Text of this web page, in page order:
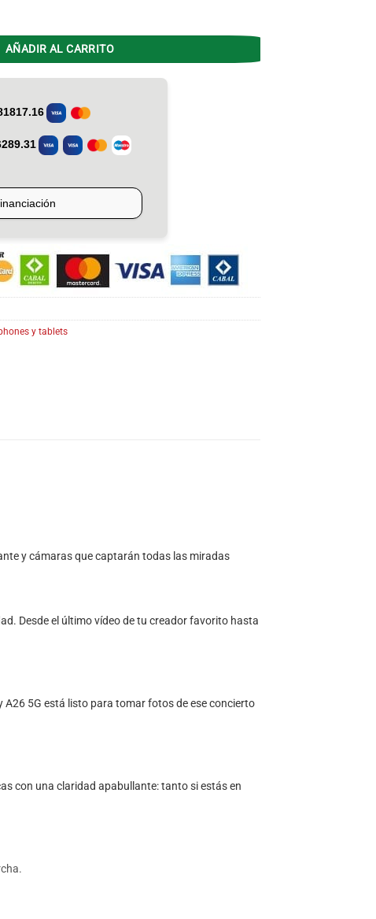
AÑADIR AL CARRITO
y tablets
y cámaras que captarán todas las miradas
Desde el último vídeo de tu creador favorito hasta
5G está listo para tomar fotos de ese concierto
con una claridad apabullante: tanto si estás en